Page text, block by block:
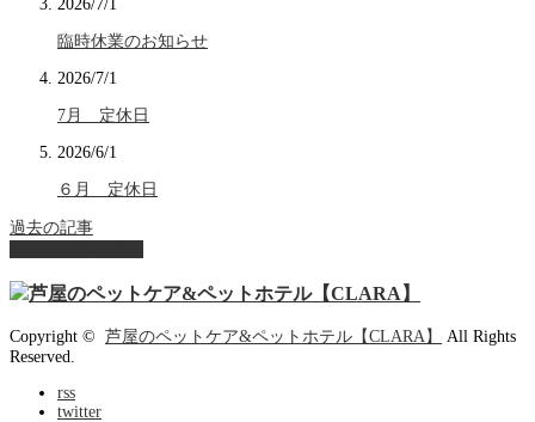
2026/7/1
臨時休業のお知らせ
2026/7/1
7月 定休日
2026/6/1
６月 定休日
過去の記事
Copyright © 芦屋のペットケア&ペットホテル【CLARA】
All Rights
Reserved.
rss
twitter